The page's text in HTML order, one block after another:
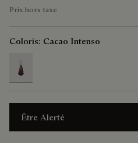
Prix hors taxe
Coloris: Cacao Intenso
Être Alerté